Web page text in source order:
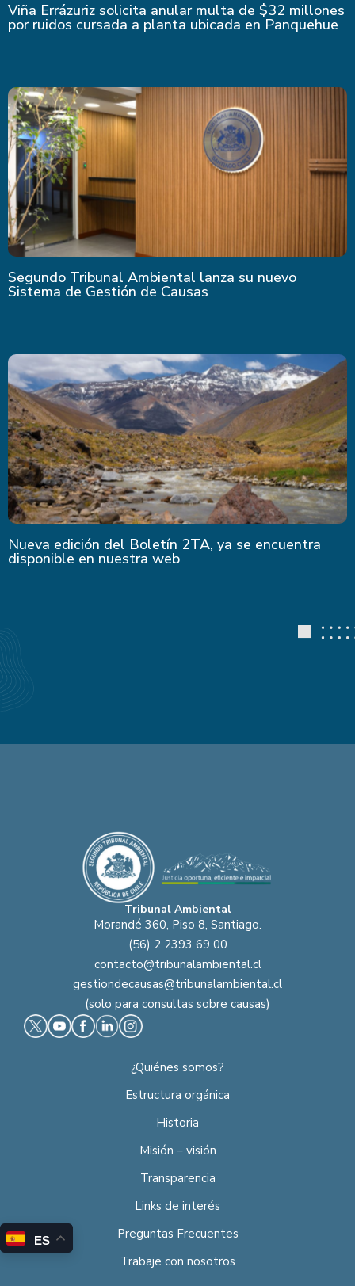
Viña Errázuriz solicita anular multa de $32 millones
por ruidos cursada a planta ubicada en Panquehue
Segundo Tribunal Ambiental lanza su nuevo
Sistema de Gestión de Causas
Nueva edición del Boletín 2TA, ya se encuentra
disponible en nuestra web
Tribunal Ambiental
Morandé 360, Piso 8, Santiago.
(56) 2 2393 69 00
contacto@tribunalambiental.cl
gestiondecausas@tribunalambiental.cl
(solo para consultas sobre causas)
¿Quiénes somos?
Estructura orgánica
Historia
Misión – visión
Transparencia
Links de interés
Preguntas Frecuentes
Trabaje con nosotros
ES